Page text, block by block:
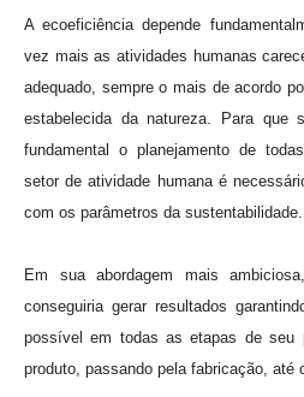
A ecoeficiência depende
vez mais as atividades humanas
adequado, sempre o mais de acordo
estabelecida da natureza. Para que
fundamental o planejamento de
setor de atividade humana é
com os parâmetros da sustentabilidade.
Em sua abordagem mais
conseguiria gerar resultados
possível em todas as etapas de seu
produto, passando pela fabricação, até